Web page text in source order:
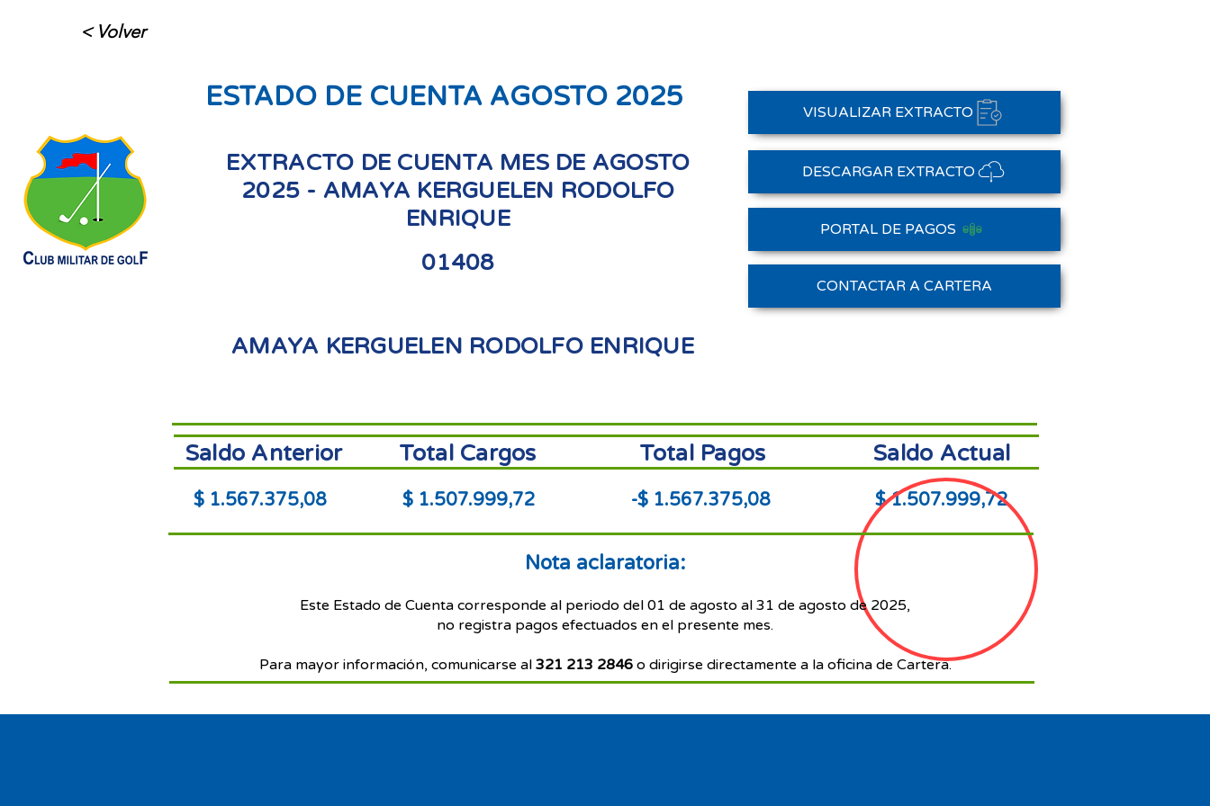
< Volver
ESTADO DE CUENTA AGOSTO 2025
EXTRACTO DE CUENTA MES DE AGOSTO
2025 - AMAYA KERGUELEN RODOLFO
ENRIQUE
01408
Saldo Anterior
AMAYA KERGUELEN RODOLFO ENRIQUE
VISUALIZAR EXTRACTO
DESCARGAR EXTRACTO
PORTAL DE PAGOS
CONTACTAR A CARTERA
Saldo Anterior Total Cargos Total Pagos Saldo Actual
$ 1.567.375,08 $ 1.507.999,72 -$ 1.567.375,08 $ 1.507.999,72
Nota aclaratoria:
Este Estado de Cuenta corresponde al periodo del 01 de agosto al 31 de agosto de 2025,
no registra pagos efectuados en el presente mes.
Para mayor información, comunicarse al 321 213 2846o dirigirse directamente a la oficina de Cartera.